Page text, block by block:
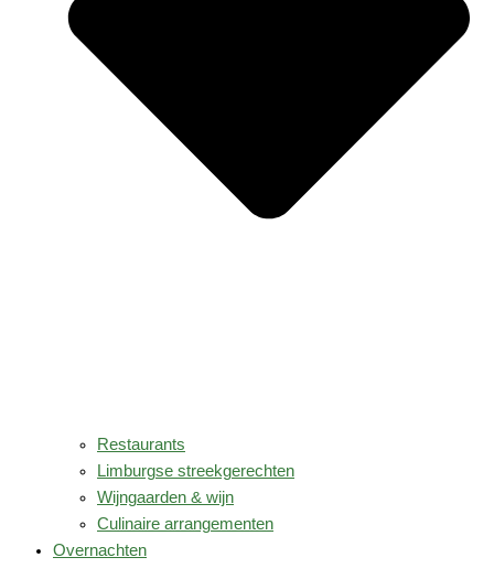
Restaurants
Limburgse streekgerechten
Wijngaarden & wijn
Culinaire arrangementen
Overnachten